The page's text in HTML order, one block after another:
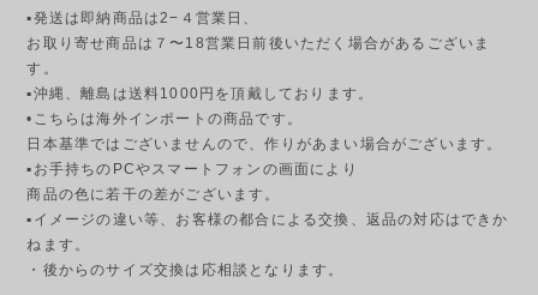
▪発送は即納商品は2−４営業日、
お取り寄せ商品は７〜18営業日前後いただく場合があるございま
す。
▪︎沖縄、離島は送料1000円を頂戴しております。
•こちらは海外インポートの商品です。
日本基準ではございませんので、作りがあまい場合がございます。
▪︎お手持ちのPCやスマートフォンの画面により
商品の色に若干の差がございます。
▪︎イメージの違い等、お客様の都合による交換、返品の対応はできか
ねます。
・後からのサイズ交換は応相談となります。